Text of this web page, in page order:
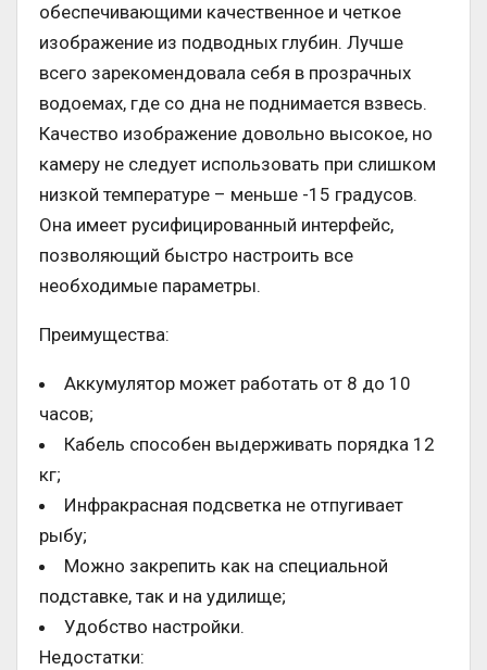
обеспечивающими качественное и четкое
изображение из подводных глубин. Лучше
всего зарекомендовала себя в прозрачных
водоемах, где со дна не поднимается взвесь.
Качество изображение довольно высокое, но
камеру не следует использовать при слишком
низкой температуре – меньше -15 градусов.
Она имеет русифицированный интерфейс,
позволяющий быстро настроить все
необходимые параметры.
Преимущества:
Аккумулятор может работать от 8 до 10
часов;
Кабель способен выдерживать порядка 12
кг;
Инфракрасная подсветка не отпугивает
рыбу;
Можно закрепить как на специальной
подставке, так и на удилище;
Удобство настройки.
Недостатки: